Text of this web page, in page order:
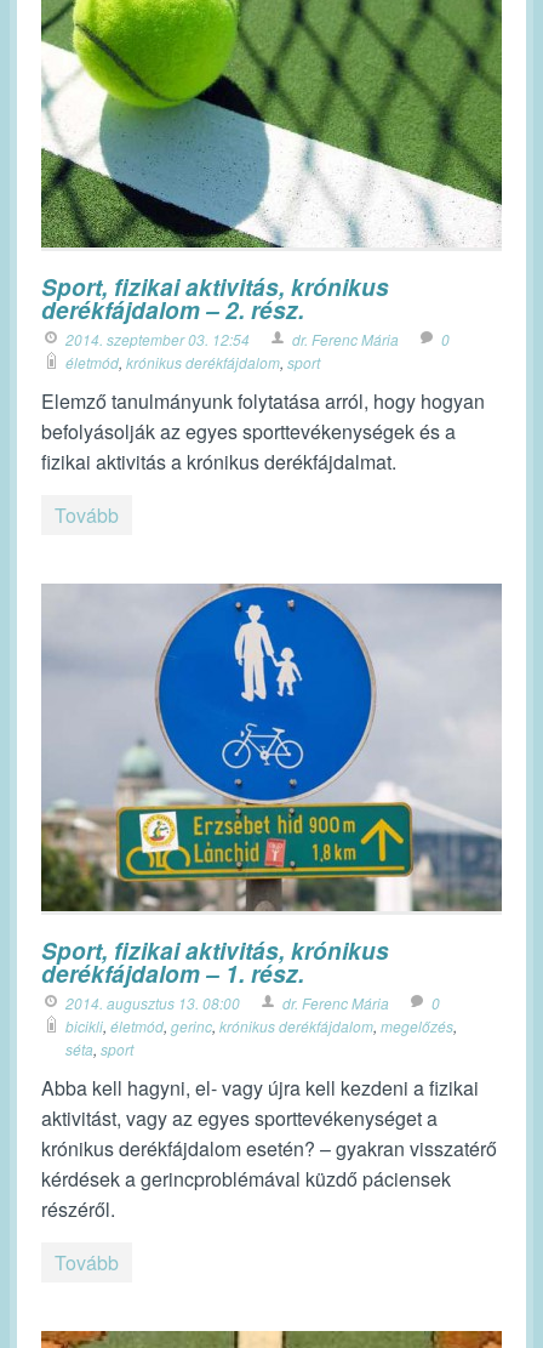
Sport, fizikai aktivitás, krónikus
derékfájdalom – 2. rész.
2014. szeptember 03. 12:54 dr. Ferenc Mária
0
életmód, krónikus derékfájdalom, sport
Elemző tanulmányunk folytatása arról, hogy hogyan
befolyásolják az egyes sporttevékenységek és a
fizikai aktivitás a krónikus derékfájdalmat.
Tovább
Sport, fizikai aktivitás, krónikus
derékfájdalom – 1. rész.
2014. augusztus 13. 08:00 dr. Ferenc Mária
0
bicikli, életmód, gerinc, krónikus derékfájdalom, megelőzés,
séta, sport
Abba kell hagyni, el- vagy újra kell kezdeni a fizikai
aktivitást, vagy az egyes sporttevékenységet a
krónikus derékfájdalom esetén? – gyakran visszatérő
kérdések a gerincproblémával küzdő páciensek
részéről.
Tovább